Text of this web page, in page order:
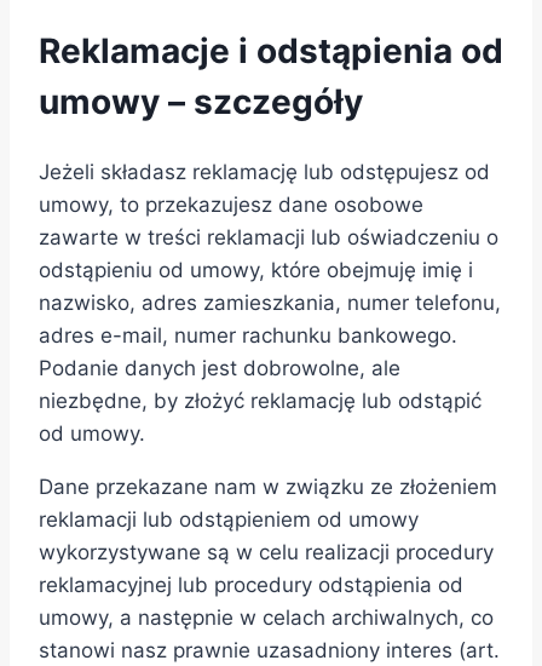
Reklamacje i odstąpienia od
umowy – szczegóły
Jeżeli składasz reklamację lub odstępujesz od
umowy, to przekazujesz dane osobowe
zawarte w treści reklamacji lub oświadczeniu o
odstąpieniu od umowy, które obejmuję imię i
nazwisko, adres zamieszkania, numer telefonu,
adres e-mail, numer rachunku bankowego.
Podanie danych jest dobrowolne, ale
niezbędne, by złożyć reklamację lub odstąpić
od umowy.
Dane przekazane nam w związku ze złożeniem
reklamacji lub odstąpieniem od umowy
wykorzystywane są w celu realizacji procedury
reklamacyjnej lub procedury odstąpienia od
umowy, a następnie w celach archiwalnych, co
stanowi nasz prawnie uzasadniony interes (art.